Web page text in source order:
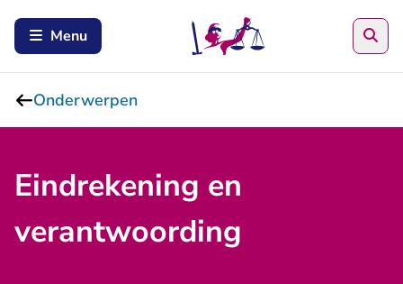
Menu
Onderwerpen
Eindrekening en
verantwoording